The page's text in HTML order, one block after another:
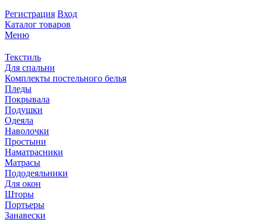
Регистрация Вход
Каталог товаров
Меню
Текстиль
Для спальни
Комплекты постельного белья
Пледы
Покрывала
Подушки
Одеяла
Наволочки
Простыни
Наматрасники
Матрасы
Пододеяльники
Для окон
Шторы
Портьеры
Занавески